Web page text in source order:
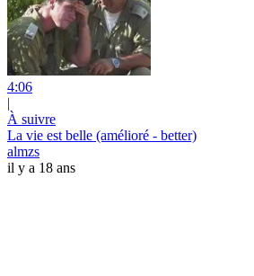
4:06
|
À suivre
La vie est belle (amélioré - better)
almzs
il y a 18 ans